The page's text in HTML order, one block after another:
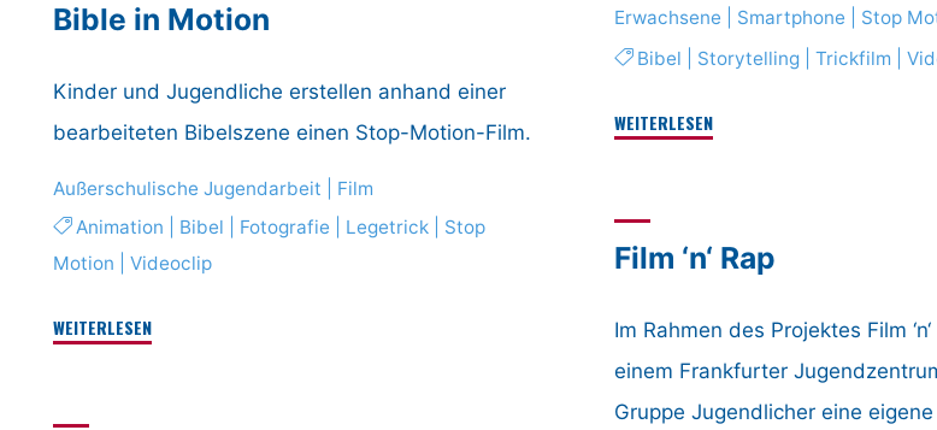
Motion-
Erwachsene Smartphone
Stop
Bibel
Storytelling |Trickfilm |
WEITERLESEN"Mit
eine
Geschichte
erzählen"
Bible in Motion
Kinder und Jugendliche erstellen anhand einer
bearbeiteten Bibelszene einen Stop-Motion-Film.
Außerschulische Jugendarbeit
Film
Animation
Bibel Fotografie Legetrick
Stop
Motion |Videoclip
WEITERLESEN"Bible
Film ‘n‘ Rap
Im Rahmen des Projektes Film
einem Frankfurter
Gruppe Jugendlicher eine